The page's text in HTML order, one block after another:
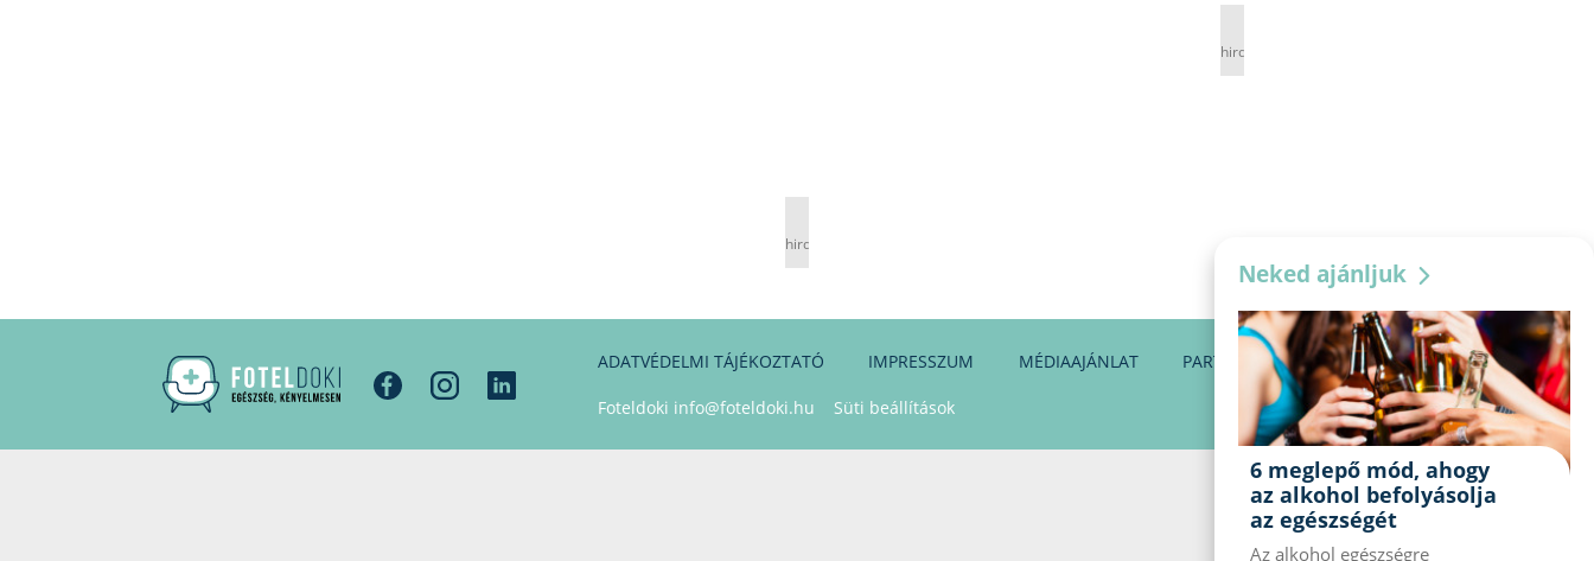
hirdetés
hirdetés
ADATVÉDELMI TÁJÉKOZTATÓ IMPRESSZUM MÉDIAAJÁNLAT PARTNEREINK KAPCSOLAT
Foteldoki info@foteldoki.hu Süti beállítások
Neked ajánljuk
6 meglepő mód, ahogy
az alkohol befolyásolja
az egészségét
Az alkohol egészségre